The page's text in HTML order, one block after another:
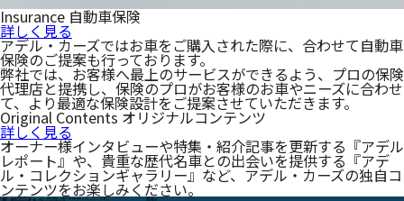
Insurance自動車保険
詳しく見る
アデル・カーズではお車をご購入された際に、合わせて自動車
保険のご提案も行っております。
弊社では、お客様へ最上のサービスができるよう、プロの保険
代理店と提携し、保険のプロがお客様のお車やニーズに合わせ
て、より最適な保険設計をご提案させていただきます。
Original Contents オリジナルコンテンツ
詳しく見る
オーナー様インタビューや特集・紹介記事を更新する『アデル
レポート』や、貴重な歴代名車との出会いを提供する『アデ
ル・コレクションギャラリー』など、アデル・カーズの独自コ
ンテンツをお楽しみください。